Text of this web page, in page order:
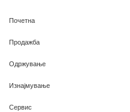
Почетна
Продажба
Одржување
Изнајмување
Сервис